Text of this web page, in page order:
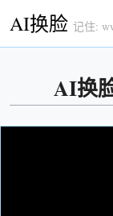
AI换脸 记住:
AI换